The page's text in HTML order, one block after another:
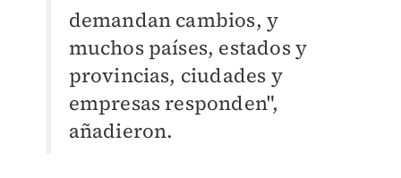
demandan cambios, y
muchos países, estados y
provincias, ciudades y
empresas responden",
añadieron.